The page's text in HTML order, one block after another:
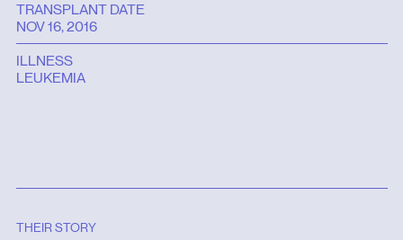
TRANSPLANT DATE
NOV 16, 2016
ILLNESS
LEUKEMIA
THEIR STORY